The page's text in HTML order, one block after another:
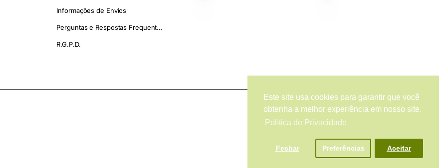
Este site usa cookies para garantir que você
obtenha a melhor experiência em nosso site.
Política de Privacidade
Fechar Preferências Aceitar
Informações de Envios
Perguntas e Respostas Frequentes - FAQ
R.G.P.D.